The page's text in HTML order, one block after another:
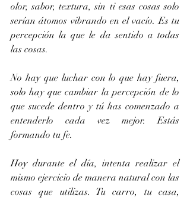
olor, sabor, textura, sin ti esas cosas solo
serían átomos vibrando en el vacío. Es tu
percepción la que le da sentido a todas
las cosas.
No hay que luchar con lo que hay fuera,
solo hay que cambiar la percepción de lo
que sucede dentro y tú has comenzado a
entenderlo cada vez mejor. Estás
formando tu fe.
Hoy durante el día, intenta realizar el
mismo ejercicio de manera natural con las
cosas que utilizas. Tu carro, tu casa,